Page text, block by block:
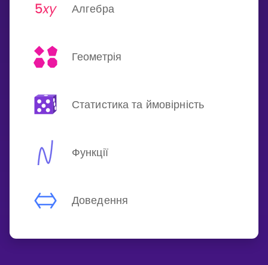
Алгебра
Геометрія
Статистика та ймовірність
Функції
Доведення